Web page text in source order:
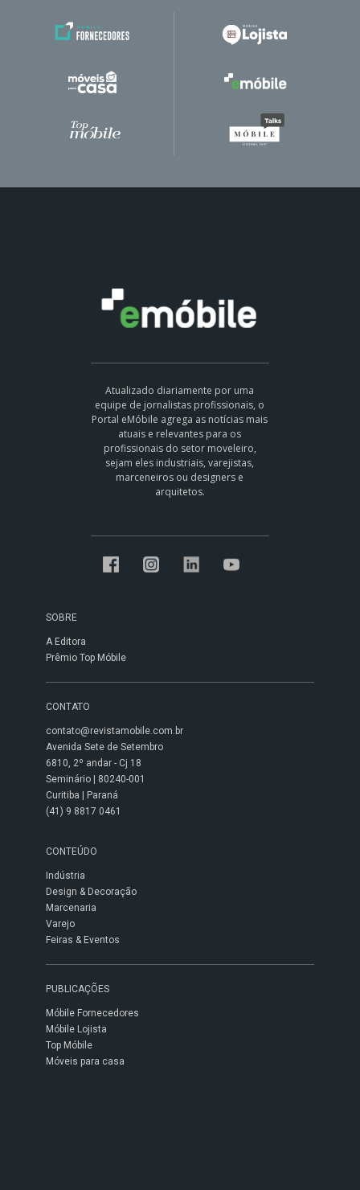
Atualizado diariamente por uma
equipe de jornalistas profissionais, o
Portal eMóbile agrega as notícias mais
atuais e relevantes para os
profissionais do setor moveleiro,
sejam eles industriais, varejistas,
marceneiros ou designers e
arquitetos.
SOBRE
A Editora
Prêmio Top Móbile
CONTATO
contato@revistamobile.com.br
Avenida Sete de Setembro
6810, 2º andar - Cj 18
Seminário | 80240-001
Curitiba | Paraná
(41) 9 8817 0461
CONTEÚDO
Indústria
Design & Decoração
Marcenaria
Varejo
Feiras & Eventos
PUBLICAÇÕES
Móbile Fornecedores
Móbile Lojista
Top Móbile
Móveis para casa